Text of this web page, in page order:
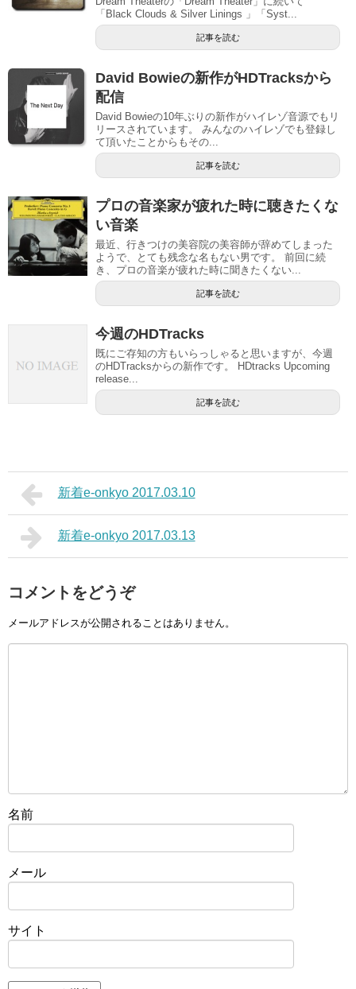
「Black Clouds & Silver Linings 」「Syst...
記事を読む
David Bowieの新作がHDTracksから
配信
David Bowieの10年ぶりの新作がハイレゾ音源でもリ
リースされています。 みんなのハイレゾでも登録し
て頂いたことからもその...
記事を読む
プロの音楽家が疲れた時に聴きたくな
い音楽
最近、行きつけの美容院の美容師が辞めてしまった
ようで、とても残念な名もない男です。 前回に続
き、プロの音楽が疲れた時に聞きたくない...
記事を読む
今週のHDTracks
既にご存知の方もいらっしゃると思いますが、今週
のHDTracksからの新作です。 HDtracks Upcoming
release...
記事を読む
新着e-onkyo 2017.03.10
新着e-onkyo 2017.03.13
コメントをどうぞ
メールアドレスが公開されることはありません。
名前
メール
サイト